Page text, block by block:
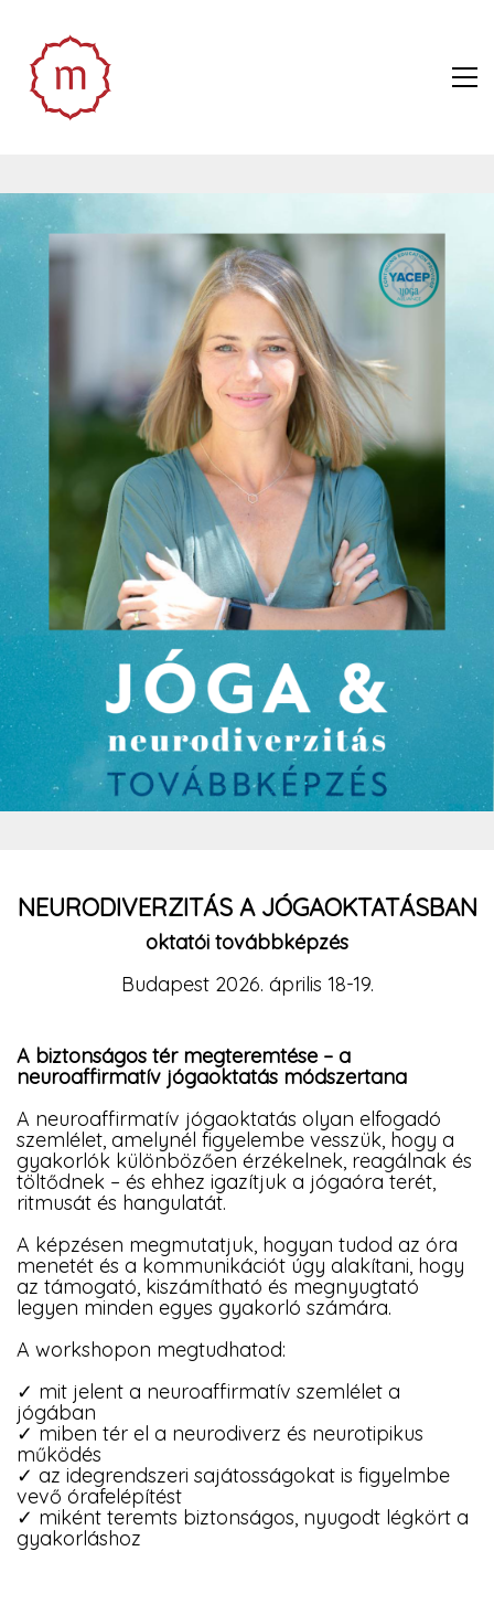
NEURODIVERZITÁS A JÓGAOKTATÁSBAN
oktatói továbbképzés
Budapest 2026. április 18-19.
A biztonságos tér megteremtése – a
neuroaffirmatív jógaoktatás módszertana
A neuroaffirmatív jógaoktatás olyan elfogadó
szemlélet, amelynél figyelembe vesszük, hogy a
gyakorlók különbözően érzékelnek, reagálnak és
töltődnek – és ehhez igazítjuk a jógaóra terét,
ritmusát és hangulatát.
A képzésen megmutatjuk, hogyan tudod az óra
menetét és a kommunikációt úgy alakítani, hogy
az támogató, kiszámítható és megnyugtató
legyen minden egyes gyakorló számára.
A workshopon megtudhatod:
✓ mit jelent a neuroaffirmatív szemlélet a
jógában
✓ miben tér el a neurodiverz és neurotipikus
működés
✓ az idegrendszeri sajátosságokat is figyelmbe
vevő órafelépítést
✓ miként teremts biztonságos, nyugodt légkört a
gyakorláshoz